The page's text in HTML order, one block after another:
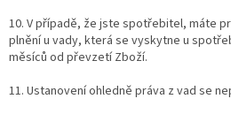
10. V případě, že jste spotřebitel, máte
plnění u vady, která se vyskytne u
měsíců od převzetí Zboží.
11. Ustanovení ohledně práva z vad se